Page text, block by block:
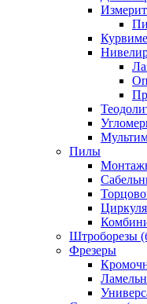
Пилы
Штроборезы
Фрезеры